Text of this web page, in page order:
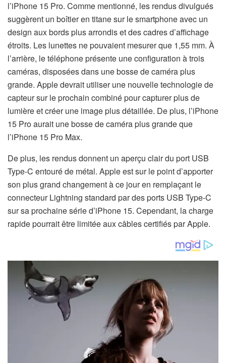
l’iPhone 15 Pro. Comme mentionné, les rendus divulgués
suggèrent un boîtier en titane sur le smartphone avec un
design aux bords plus arrondis et des cadres d’affichage
étroits. Les lunettes ne pouvaient mesurer que 1,55 mm. À
l’arrière, le téléphone présente une configuration à trois
caméras, disposées dans une bosse de caméra plus
grande. Apple devrait utiliser une nouvelle technologie de
capteur sur le prochain combiné pour capturer plus de
lumière et créer une image plus détaillée. De plus, l’iPhone
15 Pro aurait une bosse de caméra plus grande que
l’iPhone 15 Pro Max.
De plus, les rendus donnent un aperçu clair du port USB
Type-C entouré de métal. Apple est sur le point d’apporter
son plus grand changement à ce jour en remplaçant le
connecteur Lightning standard par des ports USB Type-C
sur sa prochaine série d’iPhone 15. Cependant, la charge
rapide pourrait être limitée aux câbles certifiés par Apple.